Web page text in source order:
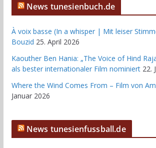
News tunesienbuch.de
À voix basse (In a whisper | Mit leiser
Bouzid 25. April 2026
Kaouther Ben Hania: „The Voice of Hind
als bester internationaler Film nominiert 22.
Where the Wind Comes From – Film von
Januar 2026
News tunesienfussball.de